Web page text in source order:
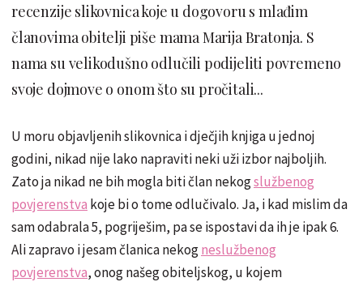
recenzije slikovnica koje u dogovoru s mlađim
članovima obitelji piše mama Marija Bratonja. S
nama su velikodušno odlučili podijeliti povremeno
svoje dojmove o onom što su pročitali...
U moru objavljenih slikovnica i dječjih knjiga u jednoj
godini, nikad nije lako napraviti neki uži izbor najboljih.
Zato ja nikad ne bih mogla biti član nekogslužbenog
povjerenstva koje bi o tome odlučivalo. Ja, i kad mislim da
sam odabrala 5, pogriješim, pa se ispostavi da ih je ipak 6.
Ali zapravo i jesam članica nekogneslužbenog
povjerenstva, onog našeg obiteljskog, u kojem